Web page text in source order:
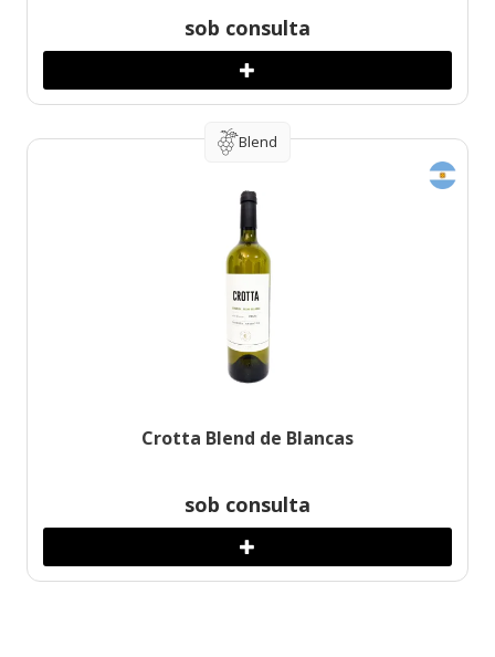
sob consulta
Blend
Crotta Blend de Blancas
sob consulta